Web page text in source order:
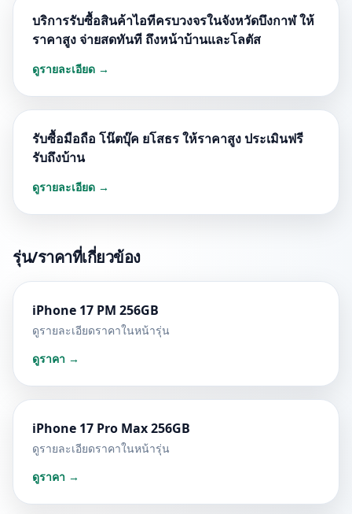
บริการรับซื้อสินค้าไอทีครบวงจรในจังหวัดบึงกาฬ ให้
ราคาสูง จ่ายสดทันที ถึงหน้าบ้านและโลตัส
ดูรายละเอียด →
รับซื้อมือถือ โน๊ตบุ๊ค ยโสธร ให้ราคาสูง ประเมินฟรี
รับถึงบ้าน
ดูรายละเอียด →
รุ่น/ราคาที่เกี่ยวข้อง
iPhone 17 PM 256GB
ดูรายละเอียดราคาในหน้ารุ่น
ดูราคา →
iPhone 17 Pro Max 256GB
ดูรายละเอียดราคาในหน้ารุ่น
ดูราคา →